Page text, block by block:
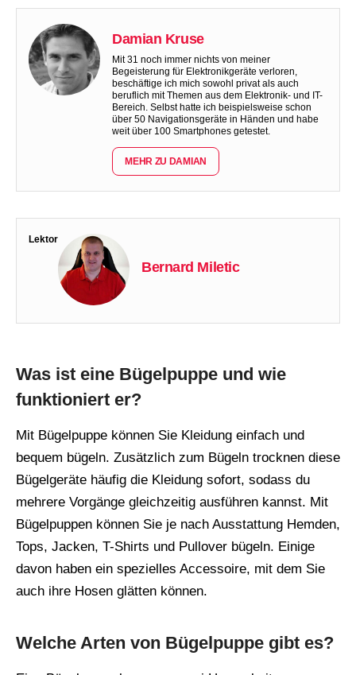
Damian Kruse
Mit 31 noch immer nichts von meiner
Begeisterung für Elektronikgeräte verloren,
beschäftige ich mich sowohl privat als auch
beruflich mit Themen aus dem Elektronik- und IT-
Bereich. Selbst hatte ich beispielsweise schon
über 50 Navigationsgeräte in Händen und habe
weit über 100 Smartphones getestet.
MEHR ZU DAMIAN
Lektor
Bernard Miletic
Was ist eine Bügelpuppe und wie
funktioniert er?
Mit Bügelpuppe können Sie Kleidung einfach und
bequem bügeln. Zusätzlich zum Bügeln trocknen diese
Bügelgeräte häufig die Kleidung sofort, sodass du
mehrere Vorgänge gleichzeitig ausführen kannst. Mit
Bügelpuppen können Sie je nach Ausstattung Hemden,
Tops, Jacken, T-Shirts und Pullover bügeln. Einige
davon haben ein spezielles Accessoire, mit dem Sie
auch ihre Hosen glätten können.
Welche Arten von Bügelpuppe gibt es?